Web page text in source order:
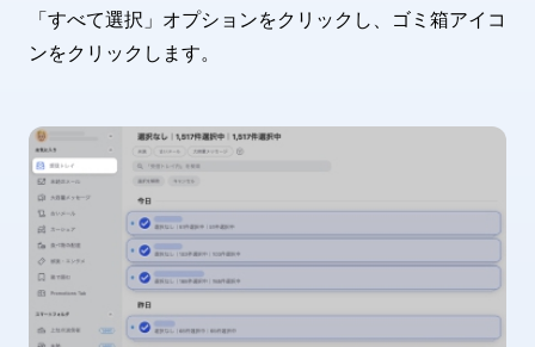
「すべて選択」オプションをクリックし、ゴミ箱アイコ
ンをクリックします。